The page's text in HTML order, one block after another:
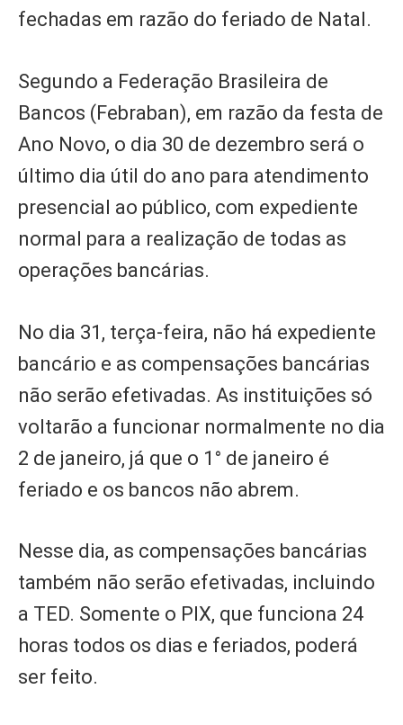
fechadas em razão do feriado de Natal.
Segundo a Federação Brasileira de
Bancos (Febraban), em razão da festa de
Ano Novo, o dia 30 de dezembro será o
último dia útil do ano para atendimento
presencial ao público, com expediente
normal para a realização de todas as
operações bancárias.
No dia 31, terça-feira, não há expediente
bancário e as compensações bancárias
não serão efetivadas. As instituições só
voltarão a funcionar normalmente no dia
2 de janeiro, já que o 1° de janeiro é
feriado e os bancos não abrem.
Nesse dia, as compensações bancárias
também não serão efetivadas, incluindo
a TED. Somente o PIX, que funciona 24
horas todos os dias e feriados, poderá
ser feito.